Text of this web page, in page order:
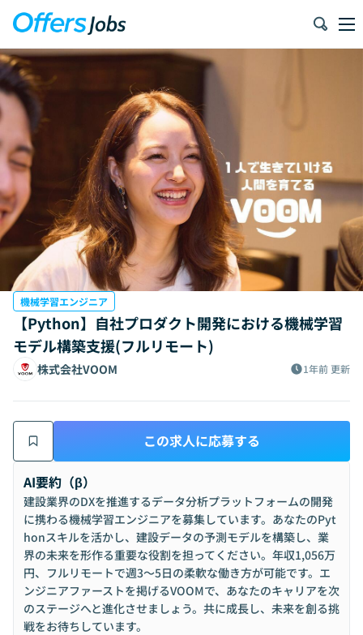
機械学習エンジニア
【Python】自社プロダクト開発における機械学習
モデル構築支援(フルリモート)
株式会社VOOM 1年前 更新
この求人に応募する
AI要約（β）
建設業界のDXを推進するデータ分析プラットフォームの開発
に携わる機械学習エンジニアを募集しています。あなたのPyt
honスキルを活かし、建設データの予測モデルを構築し、業
界の未来を形作る重要な役割を担ってください。年収1,056万
円、フルリモートで週3〜5日の柔軟な働き方が可能です。エ
ンジニアファーストを掲げるVOOMで、あなたのキャリアを次
のステージへと進化させましょう。共に成長し、未来を創る挑
戦をお待ちしています。